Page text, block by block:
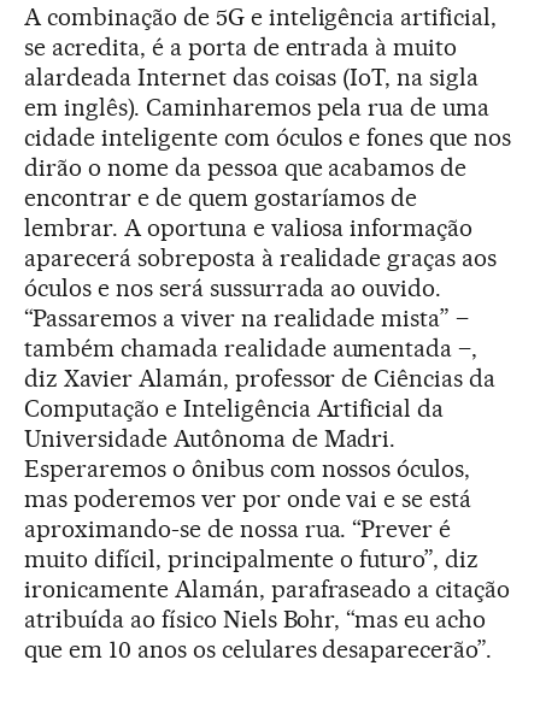
A combinação de 5G e inteligência artificial,
se acredita, é a porta de entrada à muito
alardeada Internet das coisas (IoT, na sigla
em inglês). Caminharemos pela rua de uma
cidade inteligente com óculos e fones que nos
dirão o nome da pessoa que acabamos de
encontrar e de quem gostaríamos de
lembrar. A oportuna e valiosa informação
aparecerá sobreposta à realidade graças aos
óculos e nos será sussurrada ao ouvido.
“Passaremos a viver na realidade mista” –
também chamada realidade aumentada –,
diz Xavier Alamán, professor de Ciências da
Computação e Inteligência Artificial da
Universidade Autônoma de Madri.
Esperaremos o ônibus com nossos óculos,
mas poderemos ver por onde vai e se está
aproximando-se de nossa rua. “Prever é
muito difícil, principalmente o futuro”, diz
ironicamente Alamán, parafraseado a citação
atribuída ao físico Niels Bohr, “mas eu acho
que em 10 anos os celulares desaparecerão”.